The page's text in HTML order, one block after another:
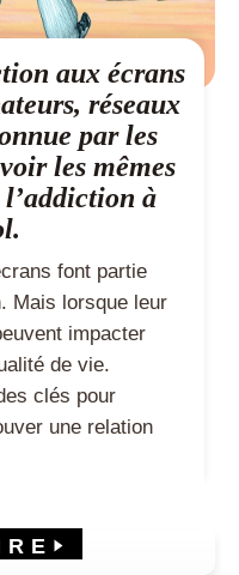
aux écrans
réseaux
par les
les mêmes
l’addiction à
font partie
Mais lorsque leur
impacter
de vie.
clés pour
une relation
sur les